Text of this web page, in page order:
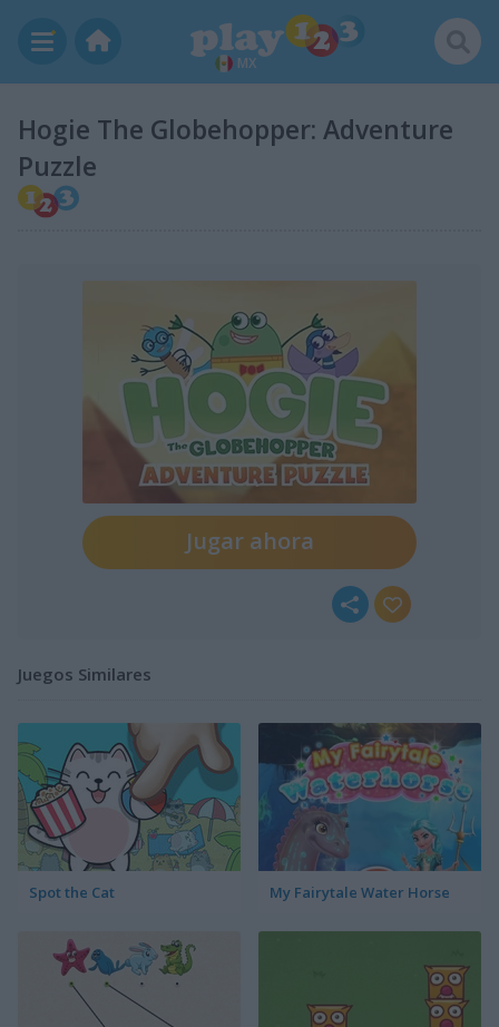
MX
Hogie The Globehopper: Adventure
Puzzle
Jugar ahora
Juegos Similares
Spot the Cat My Fairytale Water Horse